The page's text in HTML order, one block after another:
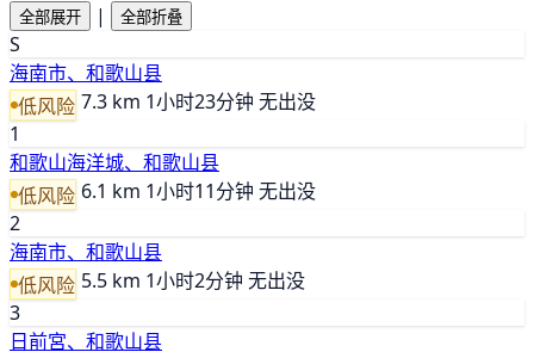
全部展开 | 全部折叠
S
海南市、和歌山县
低风险 7.3 km 1小时23分钟 无出没
1
和歌山海洋城、和歌山县
低风险 6.1 km 1小时11分钟 无出没
2
海南市、和歌山县
低风险 5.5 km 1小时2分钟 无出没
3
日前宮、和歌山县